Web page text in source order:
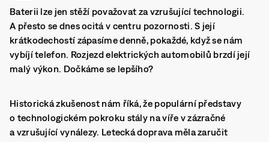
Baterii lze jen stěží považovat za vzrušující technologii.
A přesto se dnes ocitá v centru pozornosti. S její
krátkodechostí zápasíme denně, pokaždé, když se nám
vybíjí telefon. Rozjezd elektrických automobilů brzdí její
malý výkon. Dočkáme se lepšího?
Historická zkušenost nám říká, že populární představy
o technologickém pokroku stály na víře v zázračné
a vzrušující vynálezy. Letecká doprava měla zaručit